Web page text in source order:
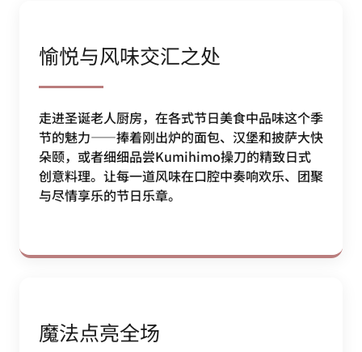
愉悦与风味交汇之处
走进圣诞老人厨房，在各式节日美食中品味这个季
节的魅力——捧着刚出炉的面包、汉堡和披萨大快
朵颐，或者细细品尝Kumihimo操刀的精致日式
创意料理。让每一道风味在口腔中奏响欢乐、团聚
与尽情享乐的节日乐章。
魔法点亮全场